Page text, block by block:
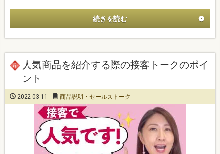
続きを読む
人気商品を紹介する際の接客トークのポイ
ント
2022-03-11 商品説明・セールストーク